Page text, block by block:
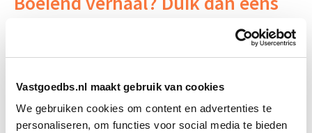
Vastgoedbs.nl maakt gebruik van cookies
We gebruiken cookies om content en advertenties te
personaliseren, om functies voor social media te bieden
Integraal Vastgoedinspecteur
(BOEI)
Start Direct
starten